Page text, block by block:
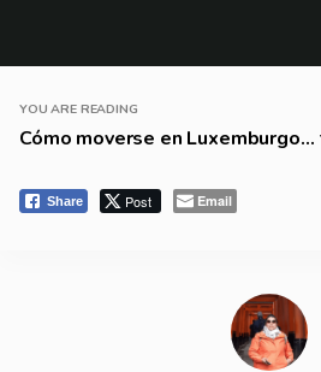
YOU ARE READING
Cómo moverse en
Share Post Email